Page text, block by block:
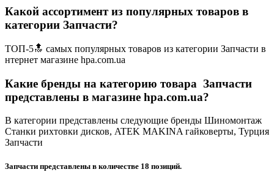
Какой ассортимент из популярных товаров в
категории Запчасти?
ТОП-5🔝 самых популярных товаров из категории Запчасти в
нтернет магазине hpa.com.ua
Какие бренды на категорию товара Запчасти
представлены в магазине hpa.com.ua?
В категории представлены следующие бренды Шиномонтаж
Станки рихтовки дисков, ATEK MAKINA гайковерты, Турция
Запчасти
Запчасти представлены в количестве 18 позиций.